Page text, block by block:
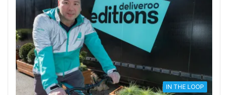
IN THE LOOP